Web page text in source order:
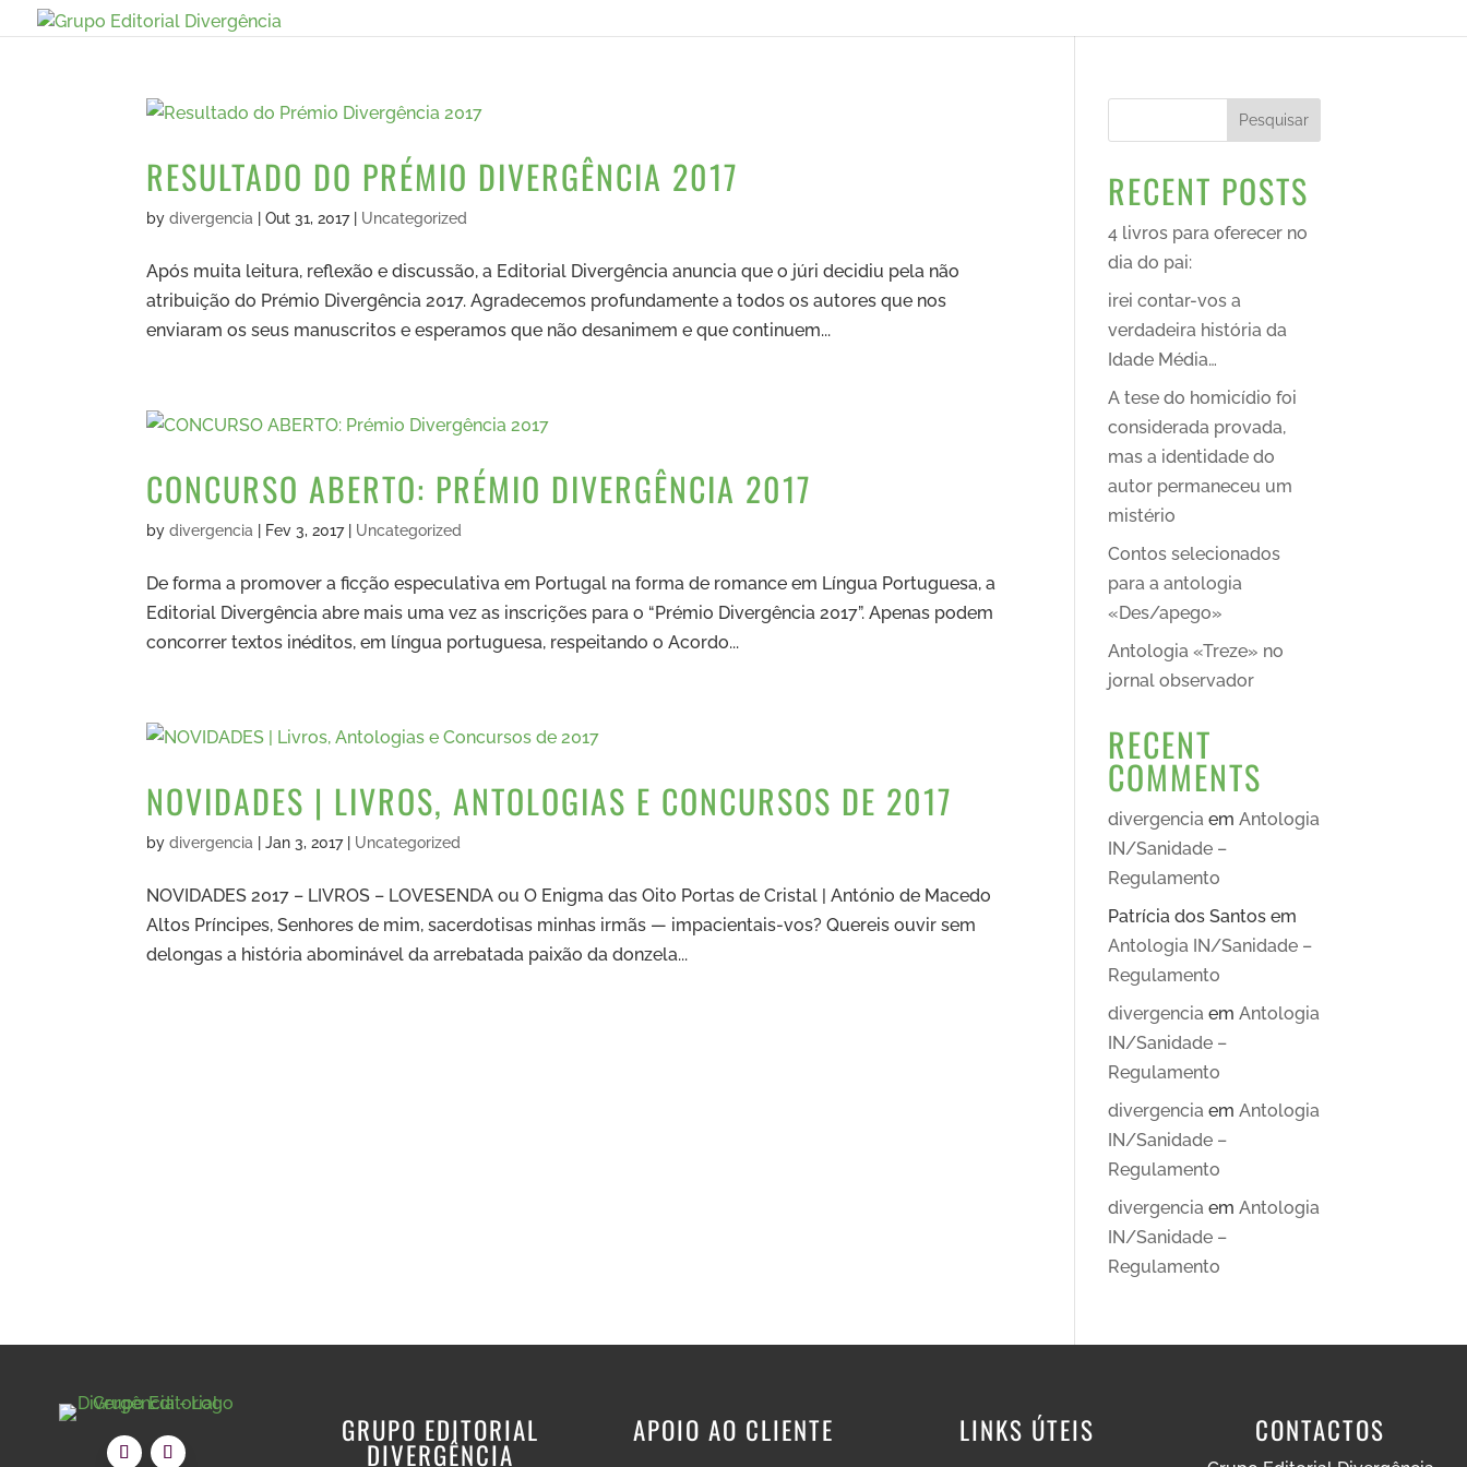
RESULTADO DO PRÉMIO DIVERGÊNCIA 2017
bydivergencia |Out 31, 2017| Uncategorized
Após muita leitura, reflexão e discussão, a Editorial Divergência anuncia que o júri decidiu pela não
atribuição do Prémio Divergência 2017. Agradecemos profundamente a todos os autores que nos
enviaram os seus manuscritos e esperamos que não desanimem e que continuem...
CONCURSO ABERTO: PRÉMIO DIVERGÊNCIA 2017
bydivergencia Fev 3, 2017| Uncategorized
De forma a promover a ficção especulativa em Portugal na forma de romance em Língua Portuguesa, a
Editorial Divergência abre mais uma vez as inscrições para o “Prémio Divergência 2017”. Apenas podem
concorrer textos inéditos, em língua portuguesa, respeitando o Acordo...
NOVIDADES | LIVROS, ANTOLOGIAS E CONCURSOS DE 2017
bydivergencia |Jan 3, 2017| Uncategorized
NOVIDADES 2017 – LIVROS – LOVESENDA ou O Enigma das Oito Portas de Cristal | António de Macedo
Altos Príncipes, Senhores de mim, sacerdotisas minhas irmãs — impacientais-vos? Quereis ouvir sem
delongas a história abominável da arrebatada paixão da donzela...
Pesquisar
RECENT POSTS
4 livros para oferecer no
dia do pai:
irei contar-vos a
verdadeira história da
Idade Média…
A tese do homicídio foi
considerada provada,
mas a identidade do
autor permaneceu um
mistério
Contos selecionados
para a antologia
«Des/apego»
Antologia «Treze» no
jornal observador
RECENT
COMMENTS
divergencia emAntologia
IN/Sanidade –
Regulamento
Patrícia dos Santos em
Antologia IN/Sanidade –
Regulamento
divergencia emAntologia
IN/Sanidade –
Regulamento
divergencia emAntologia
IN/Sanidade –
Regulamento
divergencia emAntologia
IN/Sanidade –
Regulamento
GRUPO EDITORIAL
DIVERGÊNCIA
APOIO AO CLIENTE LINKS ÚTEIS CONTACTOS